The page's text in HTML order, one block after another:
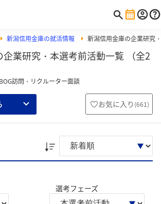
新潟信用金庫の就活情報 新潟信用金庫の企業研究
業研究・本選考前活動一覧 （全2
訪問・リクルーター面談
お気に入り (661)
選考フェーズ